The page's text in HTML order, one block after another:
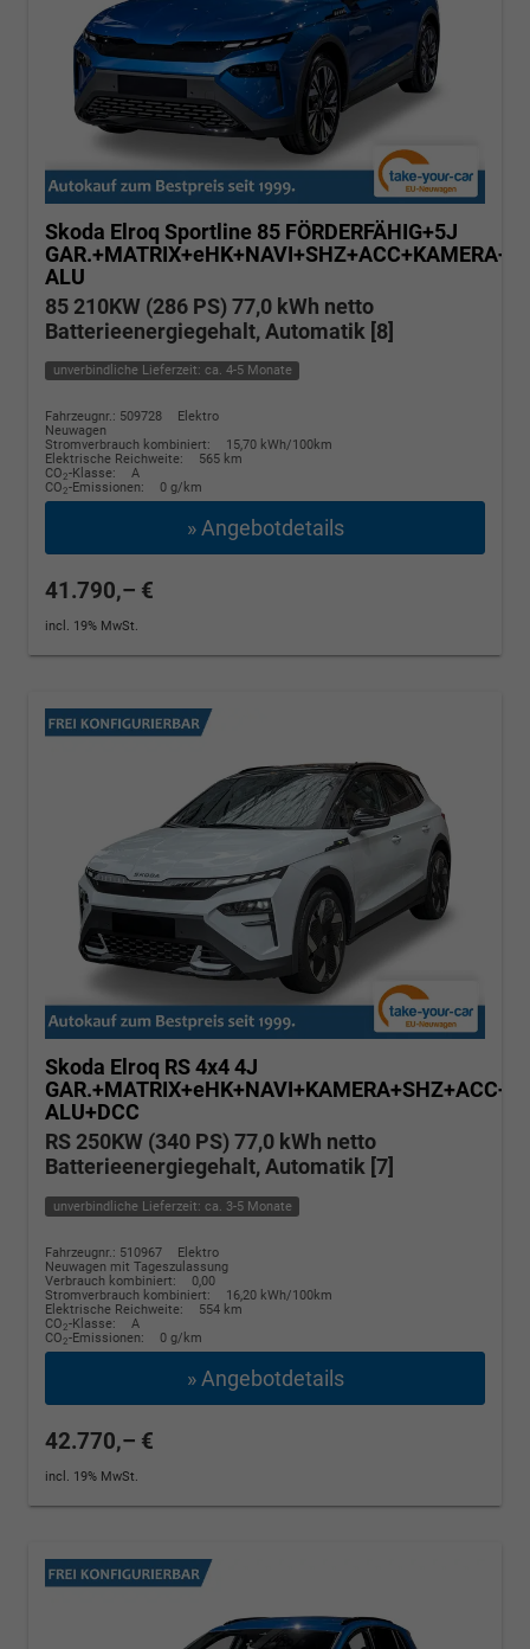
Skoda Elroq Sportline 85 FÖRDERFÄHIG+5J
ALU
85 210KW (286 PS) 77,0 kWh netto
Batterieenergiegehalt, Automatik [8]
unverbindliche Lieferzeit: ca. 4-5 Monate
Fahrzeugnr.: 509728
Elektro
Neuwagen
Stromverbrauch kombiniert:
15,70 kWh/100km
Elektrische Reichweite:
565 km
CO2-Klasse:
A
CO2-Emissionen: 0 g/km
» Angebotdetails
41.790,– €
incl. 19% MwSt.
Skoda Elroq RS 4x4 4J
ALU+DCC
RS 250KW (340 PS) 77,0 kWh netto
Batterieenergiegehalt, Automatik [7]
unverbindliche Lieferzeit: ca. 3-5 Monate
Fahrzeugnr.: 510967
Elektro
Neuwagen mit Tageszulassung
Verbrauch kombiniert:
0,00
Stromverbrauch kombiniert:
16,20 kWh/100km
Elektrische Reichweite:
554 km
CO2-Klasse:
A
CO2-Emissionen: 0 g/km
» Angebotdetails
42.770,– €
incl. 19% MwSt.